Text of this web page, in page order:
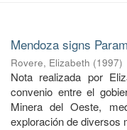
Mendoza signs
Rovere, Elizabeth (1997)
Nota realizada por
convenio entre el
Minera del Oeste,
exploración de diversos